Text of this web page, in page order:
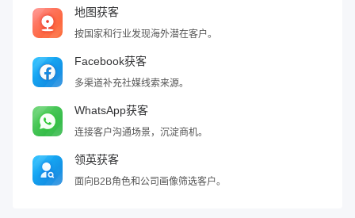
地图获客
按国家和行业发现海外潜在客户。
Facebook获客
多渠道补充社媒线索来源。
WhatsApp获客
连接客户沟通场景，沉淀商机。
领英获客
面向B2B角色和公司画像筛选客户。